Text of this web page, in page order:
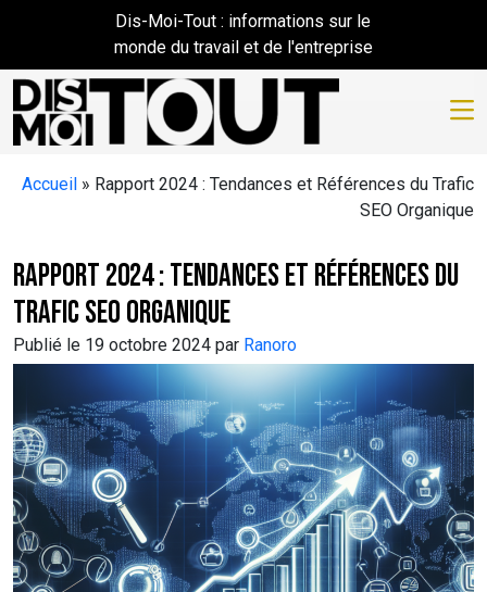
Skip to main contentDis-Moi-Tout : informations sur le
monde du travail et de l'entreprise
Accueil » Rapport 2024 : Tendances et Références du Trafic
SEO Organique
Rapport 2024 : Tendances et Références du
Trafic SEO Organique
Publié le 19 octobre 2024 par Ranoro